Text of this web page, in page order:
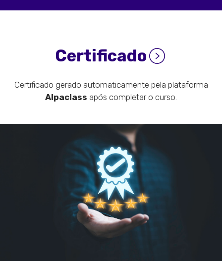
Certificado
Certificado gerado automaticamente pela plataforma
Alpaclass após completar o curso.